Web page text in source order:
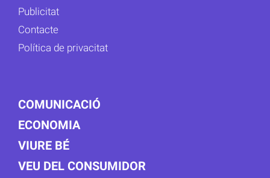
Publicitat
Contacte
Política de privacitat
COMUNICACIÓ
ECONOMIA
VIURE BÉ
VEU DEL CONSUMIDOR